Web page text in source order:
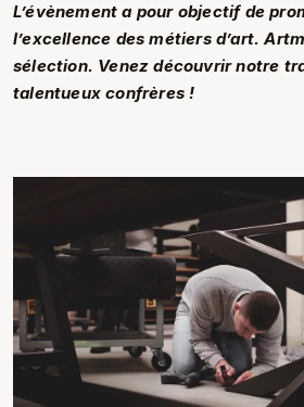
L’évènement a pour objectif de
l’excellence des métiers d’art.
sélection. Venez découvrir notre
talentueux confrères !